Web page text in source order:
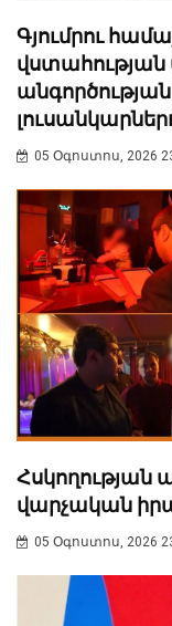
Գյումրու
վստահության
05 Օգոստոս, 2026
Հսկողության
վարչական
05 Օգոստոս, 2026